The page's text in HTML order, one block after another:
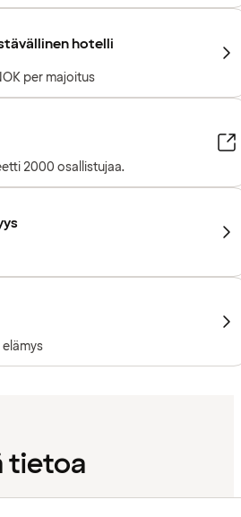
hotelli
per majoitus
2000 osallistujaa.
tietoa